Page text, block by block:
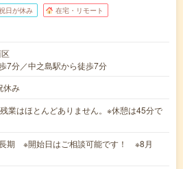
日が休み 在宅・リモート
7分／中之島駅から徒歩7分
休み
はほとんどありません。※休憩は45分で
長期 ※開始日はご相談可能です！ ※8月